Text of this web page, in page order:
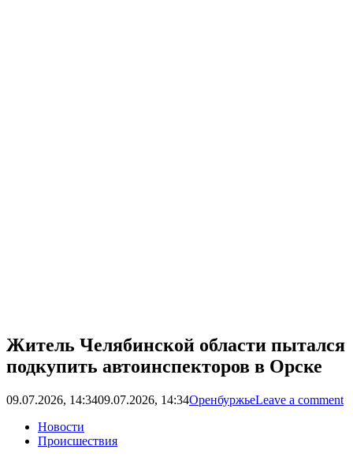
Житель Челябинской области пытался
подкупить автоинспекторов в Орске
09.07.2026, 14:3409.07.2026, 14:34ОренбуржьеLeave a comment
Новости
Происшествия